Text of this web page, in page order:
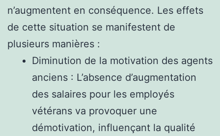
n’augmentent en conséquence. Les effets
de cette situation se manifestent de
plusieurs manières :
Diminution de la motivation des agents
anciens : L’absence d’augmentation
des salaires pour les employés
vétérans va provoquer une
démotivation, influençant la qualité